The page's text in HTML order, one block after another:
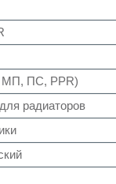
труб
МП, ПС, PPR)
радиаторов